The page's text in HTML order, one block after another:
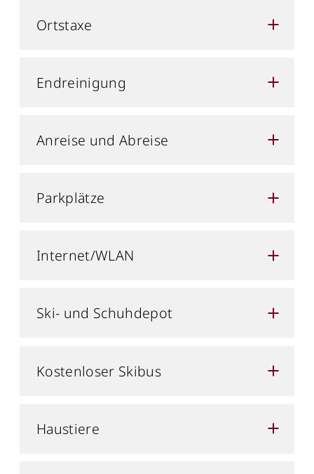
Ortstaxe
Endreinigung
Anreise und Abreise
Parkplätze
Internet/WLAN
Ski- und Schuhdepot
Kostenloser Skibus
Haustiere